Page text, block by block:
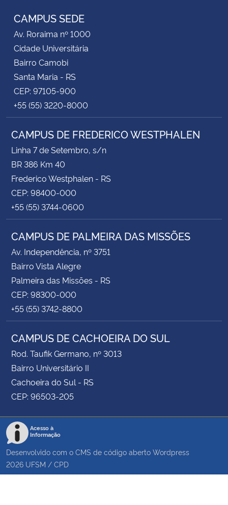
CAMPUS SEDE
Av. Roraima nº 1000
Cidade Universitária
Bairro Camobi
Santa Maria - RS
CEP: 97105-900
+55 (55) 3220-8000
CAMPUS DE FREDERICO WESTPHALEN
Linha 7 de Setembro, s/n
BR 386 Km 40
Frederico Westphalen - RS
CEP: 98400-000
+55 (55) 3744-0600
CAMPUS DE PALMEIRA DAS MISSÕES
Av. Independência, nº 3751
Bairro Vista Alegre
Palmeira das Missões - RS
CEP: 98300-000
+55 (55) 3742-8800
CAMPUS DE CACHOEIRA DO SUL
Rod. Taufik Germano, nº 3013
Bairro Universitário II
Cachoeira do Sul - RS
CEP: 96503-205
Acesso à
Informação
Desenvolvido com o CMS de código aberto Wordpress
2026 UFSM / CPD